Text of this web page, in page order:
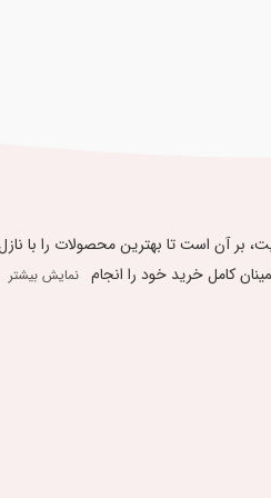
به « 48 ساعت ضمانت بازگشت کالا » و ارائه بهترین کیفیت، بر آن است تا
کامل ​​​​​​​خرید خود را انجام نمایش بیشتر